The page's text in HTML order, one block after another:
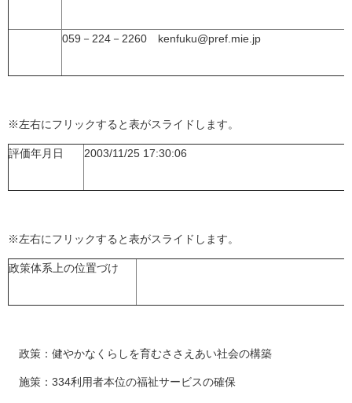
059－224－2260 kenfuku@pref.mie.jp
※左右にフリックすると表がスライドします。
評価年月日 2003/11/25 17:30:06
※左右にフリックすると表がスライドします。
政策体系上の位置づけ
政策：健やかなくらしを育むささえあい社会の構築
施策：334利用者本位の福祉サービスの確保